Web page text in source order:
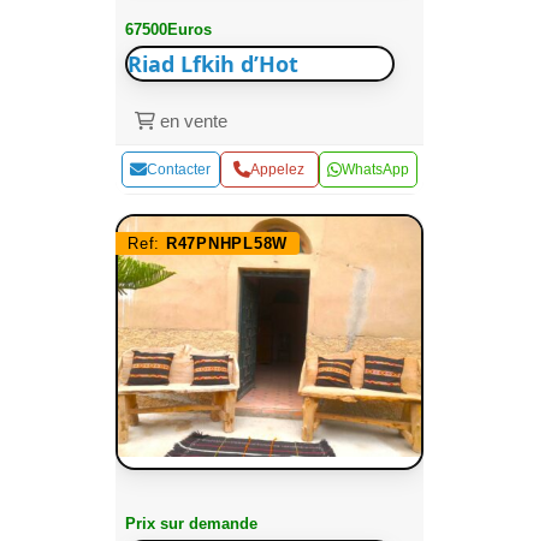
67500Euros
Riad Lfkih d’Hot
en vente
Contacter Appelez WhatsApp
Ref: R47PNHPL58W
Prix sur demande